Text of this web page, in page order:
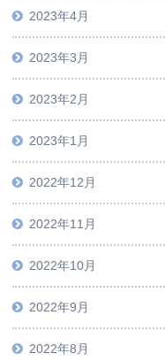
2023年4月
2023年3月
2023年2月
2023年1月
2022年12月
2022年11月
2022年10月
2022年9月
2022年8月